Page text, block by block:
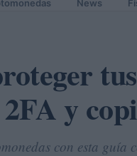
News
y
con esta